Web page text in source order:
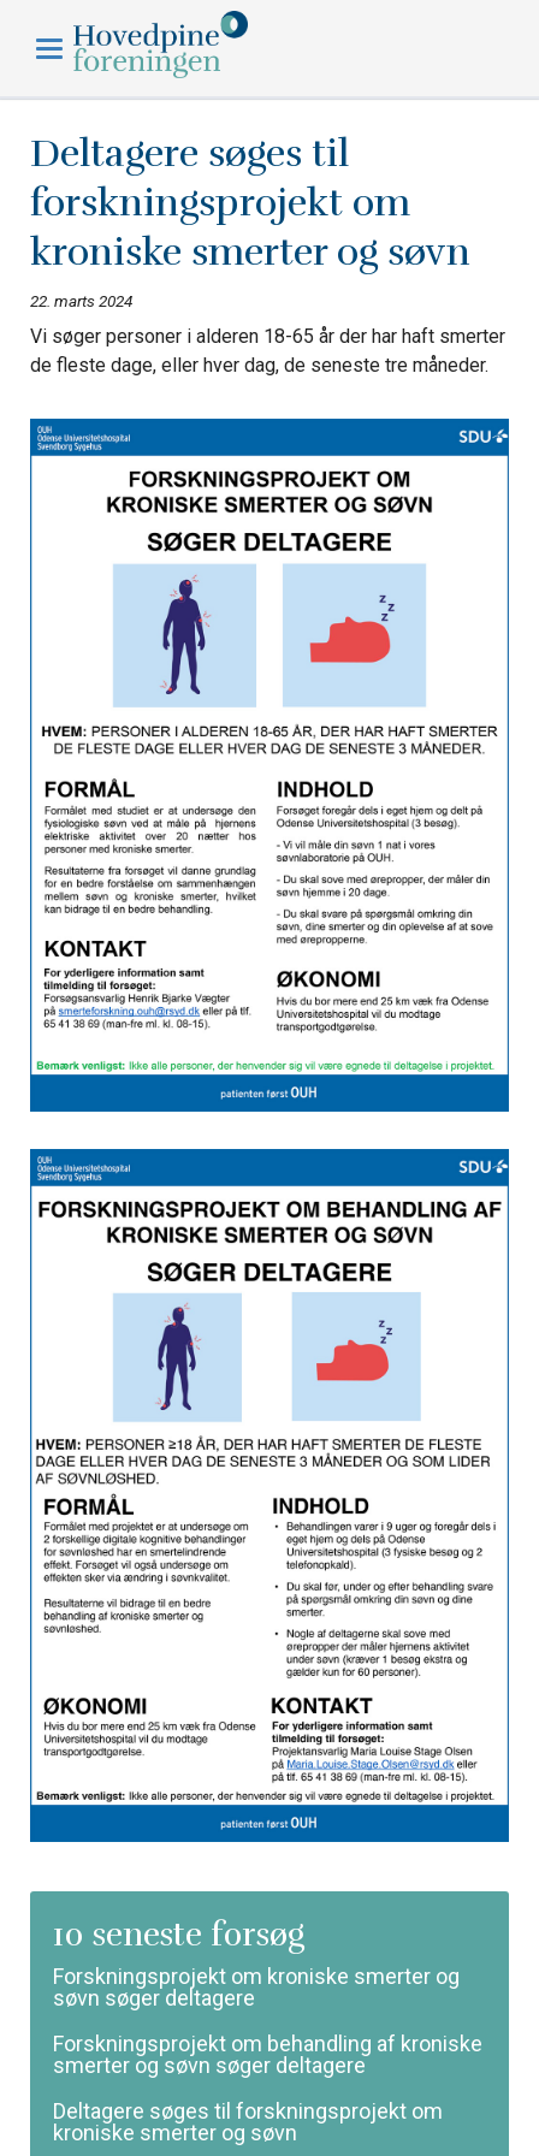
Deltagere søges til
forskningsprojekt om
kroniske smerter og søvn
22. marts 2024
Vi søger personer i alderen 18-65 år der har haft smerter
de fleste dage, eller hver dag, de seneste tre måneder.
10 seneste forsøg
Forskningsprojekt om kroniske smerter og
søvn søger deltagere
Forskningsprojekt om behandling af kroniske
smerter og søvn søger deltagere
Deltagere søges til forskningsprojekt om
kroniske smerter og søvn